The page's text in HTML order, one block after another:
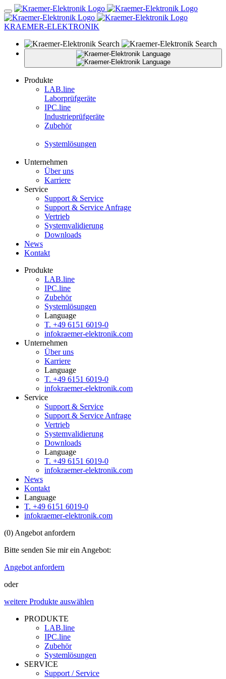
KRAEMER-ELEKTRONIK
Produkte
LAB.line
Laborprüfgeräte
IPC.line
Industrieprüfgeräte
Zubehör
Systemlösungen
Unternehmen
Über uns
Karriere
Service
Support & Service
Support & Service Anfrage
Vertrieb
Systemvalidierung
Downloads
News
Kontakt
Produkte
LAB.line
IPC.line
Zubehör
Systemlösungen
Language
T. +49 6151 6019-0
infokraemer-elektronik.com
Unternehmen
Über uns
Karriere
Language
T. +49 6151 6019-0
infokraemer-elektronik.com
Service
Support & Service
Support & Service Anfrage
Vertrieb
Systemvalidierung
Downloads
Language
T. +49 6151 6019-0
infokraemer-elektronik.com
News
Kontakt
Language
T. +49 6151 6019-0
infokraemer-elektronik.com
(0) Angebot anfordern
Bitte senden Sie mir ein Angebot:
Angebot anfordern
oder
weitere Produkte auswählen
PRODUKTE
LAB.line
IPC.line
Zubehör
Systemlösungen
SERVICE
Support / Service